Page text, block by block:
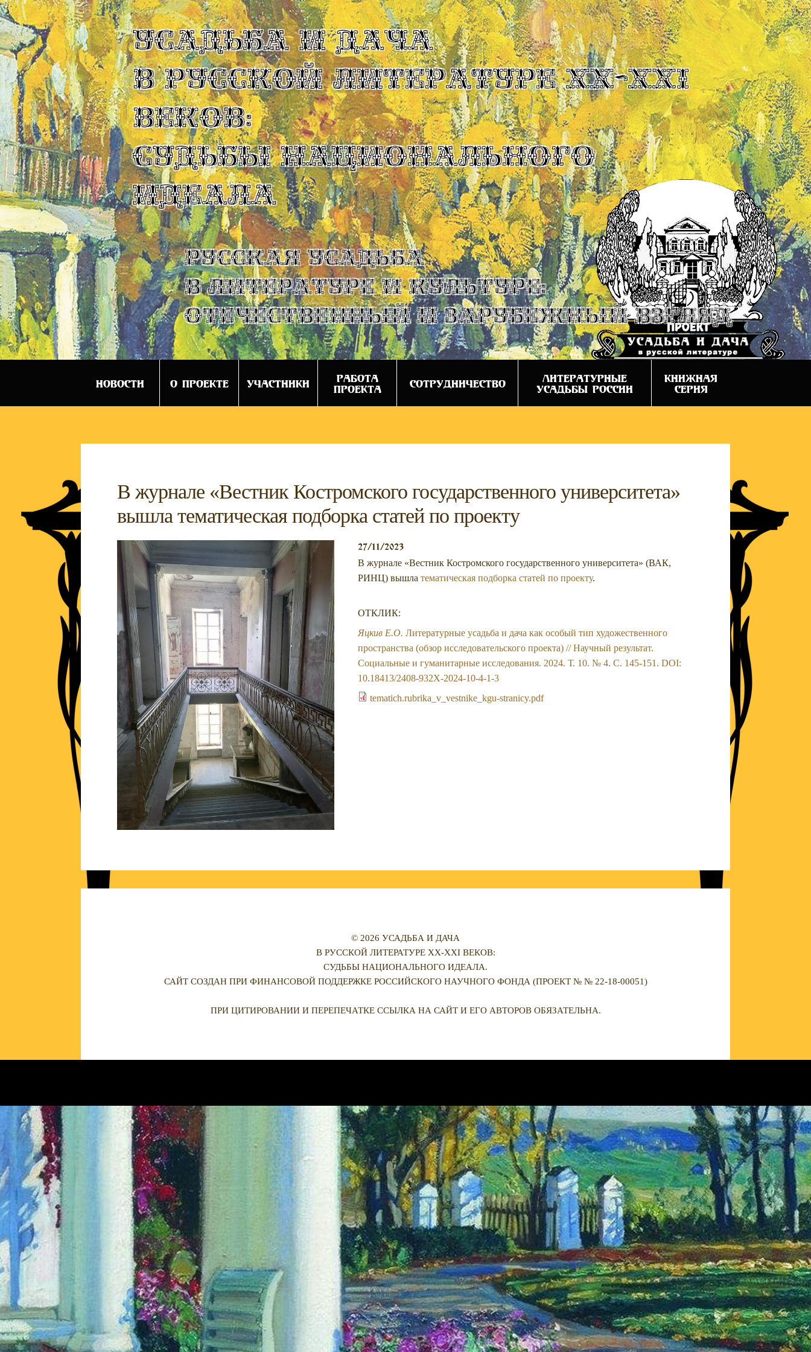
УСАДЬБА И ДАЧА
В РУССКОЙ ЛИТЕРАТУРЕ XX-XXI
ВЕКОВ:
СУДЬБЫ НАЦИОНАЛЬНОГО
ИДЕАЛА
Русская усадьба
в литературе и культуре:
отечественный и зарубежный взгляд
НОВОСТИ О ПРОЕКТЕ УЧАСТНИКИ
РАБОТА
ПРОЕКТА
СОТРУДНИЧЕСТВО
ЛИТЕРАТУРНЫЕ
УСАДЬБЫ РОССИИ
КНИЖНАЯ
СЕРИЯ
В журнале «Вестник Костромского государственного университета»
вышла тематическая подборка статей по проекту
27/11/2023
В журнале «Вестник Костромского государственного университета» (ВАК,
РИНЦ) вышла тематическая подборка статей по проекту.
ОТКЛИК:
Яцкив Е.О. Литературные усадьба и дача как особый тип художественного
пространства (обзор исследовательского проекта) // Научный результат.
Социальные и гуманитарные исследования. 2024. Т. 10. № 4. С. 145-151. DOI:
10.18413/2408-932X-2024-10-4-1-3
tematich.rubrika_v_vestnike_kgu-stranicy.pdf
© 2026 УСАДЬБА И ДАЧА
В РУССКОЙ ЛИТЕРАТУРЕ XX-XXI ВЕКОВ:
СУДЬБЫ НАЦИОНАЛЬНОГО ИДЕАЛА.
САЙТ СОЗДАН ПРИ ФИНАНСОВОЙ ПОДДЕРЖКЕ РОССИЙСКОГО НАУЧНОГО ФОНДА (ПРОЕКТ № № 22-18-00051)
ПРИ ЦИТИРОВАНИИ И ПЕРЕПЕЧАТКЕ ССЫЛКА НА САЙТ И ЕГО АВТОРОВ ОБЯЗАТЕЛЬНА.